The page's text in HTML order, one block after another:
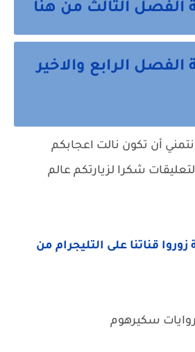
الفصل الثالث من هنا
الفصل الرابع والاخير
نتمني أن تكون نالت اعجابكم
شكرا لزيارتكم عالم
زوروا قناتنا على التليجرام من
سكيرهوم